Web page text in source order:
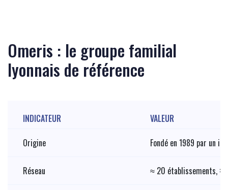
Omeris : le groupe familial
lyonnais de référence
INDICATEUR
VALEUR
Origine
Fondé en 1989 par un
Réseau ≈ 20 établissements, >